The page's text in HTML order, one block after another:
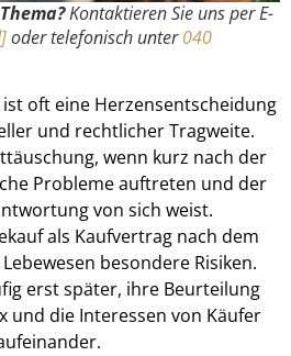
Kontaktieren Sie uns per E-
oder telefonisch unter040
oft eine Herzensentscheidung
und rechtlicher Tragweite.
wenn kurz nach der
Probleme auftreten und der
von sich weist.
als Kaufvertrag nach dem
besondere Risiken.
erst später, ihre Beurteilung
und die Interessen von Käufer